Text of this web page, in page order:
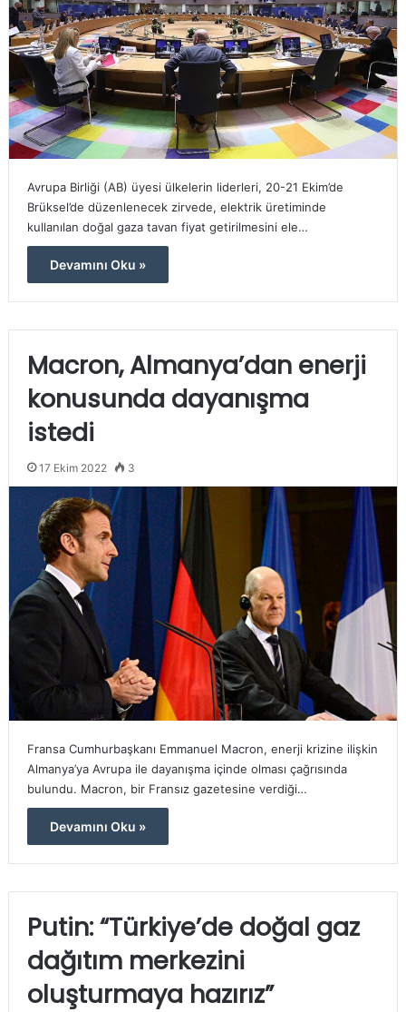
Avrupa Birliği (AB) üyesi ülkelerin liderleri, 20-21 Ekim’de
Brüksel’de düzenlenecek zirvede, elektrik üretiminde
kullanılan doğal gaza tavan fiyat getirilmesini ele…
Devamını Oku »
Macron, Almanya’dan enerji
konusunda dayanışma
istedi
17 Ekim 2022 3
Fransa Cumhurbaşkanı Emmanuel Macron, enerji krizine ilişkin
Almanya’ya Avrupa ile dayanışma içinde olması çağrısında
bulundu. Macron, bir Fransız gazetesine verdiği…
Devamını Oku »
Putin: “Türkiye’de doğal gaz
dağıtım merkezini
oluşturmaya hazırız”